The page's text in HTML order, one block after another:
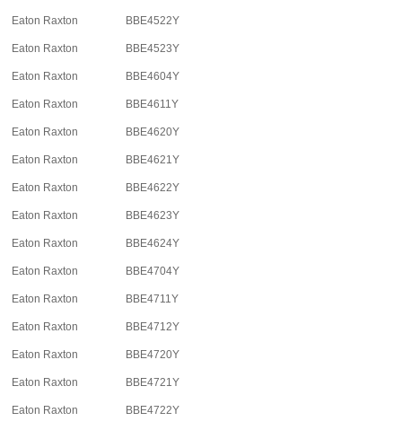
Eaton Raxton BBE4522Y
Eaton Raxton BBE4523Y
Eaton Raxton BBE4604Y
Eaton Raxton BBE4611Y
Eaton Raxton BBE4620Y
Eaton Raxton BBE4621Y
Eaton Raxton BBE4622Y
Eaton Raxton BBE4623Y
Eaton Raxton BBE4624Y
Eaton Raxton BBE4704Y
Eaton Raxton BBE4711Y
Eaton Raxton BBE4712Y
Eaton Raxton BBE4720Y
Eaton Raxton BBE4721Y
Eaton Raxton BBE4722Y